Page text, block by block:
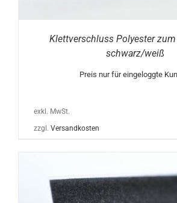
Klettverschluss Polyester
schwarz/weiß
Preis nur für eingeloggte
exkl. MwSt.
zzgl. Versandkosten